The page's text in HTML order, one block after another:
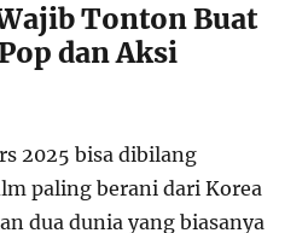
Tonton Buat
dan Aksi
2025 bisa dibilang
paling berani dari Korea
dua dunia yang biasanya